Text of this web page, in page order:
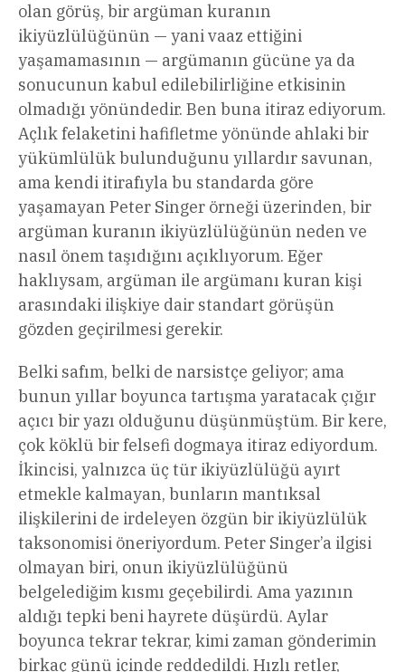
olan görüş, bir argüman kuranın
ikiyüzlülüğünün — yani vaaz ettiğini
yaşamamasının — argümanın gücüne ya da
sonucunun kabul edilebilirliğine etkisinin
olmadığı yönündedir. Ben buna itiraz ediyorum.
Açlık felaketini hafifletme yönünde ahlaki bir
yükümlülük bulunduğunu yıllardır savunan,
ama kendi itirafıyla bu standarda göre
yaşamayan Peter Singer örneği üzerinden, bir
argüman kuranın ikiyüzlülüğünün neden ve
nasıl önem taşıdığını açıklıyorum. Eğer
haklıysam, argüman ile argümanı kuran kişi
arasındaki ilişkiye dair standart görüşün
gözden geçirilmesi gerekir.
Belki safım, belki de narsistçe geliyor; ama
bunun yıllar boyunca tartışma yaratacak çığır
açıcı bir yazı olduğunu düşünmüştüm. Bir kere,
çok köklü bir felsefi dogmaya itiraz ediyordum.
İkincisi, yalnızca üç tür ikiyüzlülüğü ayırt
etmekle kalmayan, bunların mantıksal
ilişkilerini de irdeleyen özgün bir ikiyüzlülük
taksonomisi öneriyordum. Peter Singer’a ilgisi
olmayan biri, onun ikiyüzlülüğünü
belgelediğim kısmı geçebilirdi. Ama yazının
aldığı tepki beni hayrete düşürdü. Aylar
boyunca tekrar tekrar, kimi zaman gönderimin
birkaç günü içinde reddedildi. Hızlı retler,